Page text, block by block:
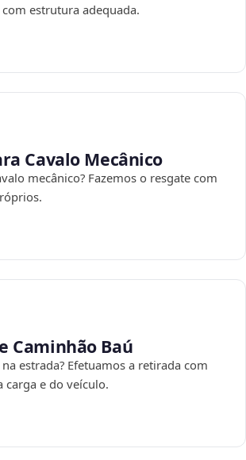
estrutura adequada.
Cavalo Mecânico
mecânico? Fazemos o resgate com
Caminhão Baú
estrada? Efetuamos a retirada com
carga e do veículo.